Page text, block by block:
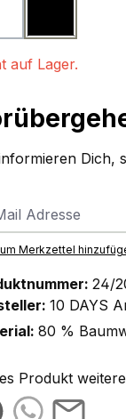
auf Lager.
Dich,
Merkzettel
24/
10 DAYS
80 %
Produkt